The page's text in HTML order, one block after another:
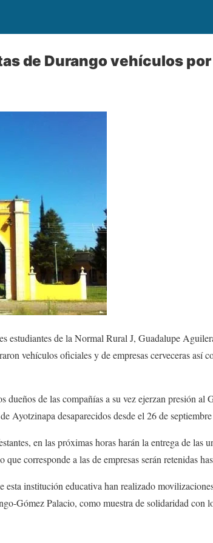
de Durango vehículos
estudiantes de la Normal Rural J, Guadalupe
vehículos oficiales y de empresas cerveceras así
dueños de las compañías a su vez ejerzan presión al
Ayotzinapa desaparecidos desde el 26 de
en las próximas horas harán la entrega de las
que corresponde a las de empresas serán retenidas
esta institución educativa han realizado
Gómez Palacio, como muestra de solidaridad con